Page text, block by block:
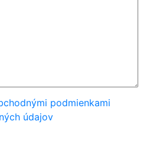
podmienkami
údajov